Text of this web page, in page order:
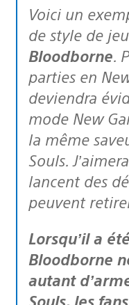
Voici un exemple simple : il n’y a pas
de style de
Bloodborne.
parties en
deviendra
mode New
la même
Souls.
lancent des
peuvent
Lorsqu’il a été suggéré que
Bloodborne
autant
Souls, les